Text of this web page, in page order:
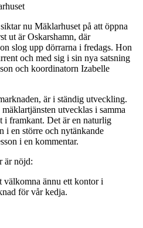
nu Mäklarhuset på att öppna
ut är Oskarshamn, där
slog upp dörrarna i fredags. Hon
och med sig i sin nya satsning
och koordinatorn Izabelle
är i ständig utveckling.
utvecklas i samma
i framkant. Det är en naturlig
i en större och nytänkande
i en kommentar.
är nöjd:
välkomna ännu ett kontor i
för vår kedja.